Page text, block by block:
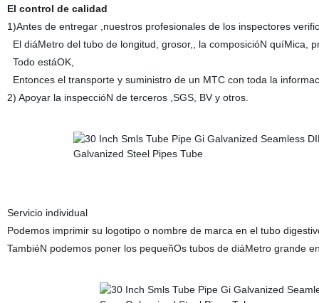
El control de calidad
1)Antes de entregar ,nuestros profesionales de los inspectores
El diáMetro del tubo de longitud, grosor,, la composicióN quíMica,
Todo estáOK,
Entonces el transporte y suministro de un MTC con toda la
2) Apoyar la inspeccióN de terceros ,SGS, BV y otros.
Servicio individual
Podemos imprimir su logotipo o nombre de marca en el tubo
TambiéN podemos poner los pequeñOs tubos de diáMetro grande